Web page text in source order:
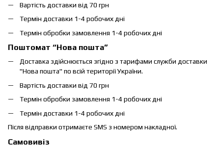
Вартість доставки від 70 грн
Термін доставки 1-4 робочих дні
Термін обробки замовлення 1-4 робочих дні
Поштомат “Нова пошта”
Доставка здійснюється згідно з тарифами служби доставки
"Нова пошта" по всій території України.
Вартість доставки від 70 грн
Термін обробки замовлення 1-4 робочих дні
Термін доставки 1-4 робочих дні
Після відправки отримаєте SMS з номером накладної.
Самовивіз